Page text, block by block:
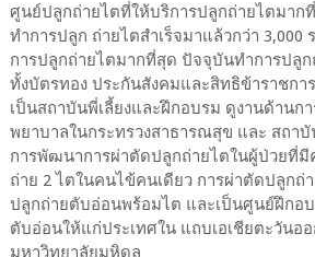
ศูนย์ปลูกถ่ายไตที่ให้บริการปลูกถ่ายไตมาก
ทำการปลูก ถ่ายไตสำเร็จมาแล้วกว่า 3,000
การปลูกถ่ายไตมากที่สุด ปัจจุบันทำการปลู
ทั้งบัตรทอง ประกันสังคมและสิทธิข้าราชกา
เป็นสถาบันพี่เลี้ยงและฝึกอบรม ดูงานด้านก
พยาบาลในกระทรวงสาธารณสุข และ สถาบั
การพัฒนาการผ่าตัดปลูกถ่ายไตในผู้ป่วยที่มี
ถ่าย 2 ไตในคนไข้คนเดียว การผ่าตัดปลูกถ่
ปลูกถ่ายตับอ่อนพร้อมไต และเป็นศูนย์ฝึกอ
ตับอ่อนให้แก่ประเทศใน แถบเอเชียตะวันออ
มหาวิทยาลัยมหิดล